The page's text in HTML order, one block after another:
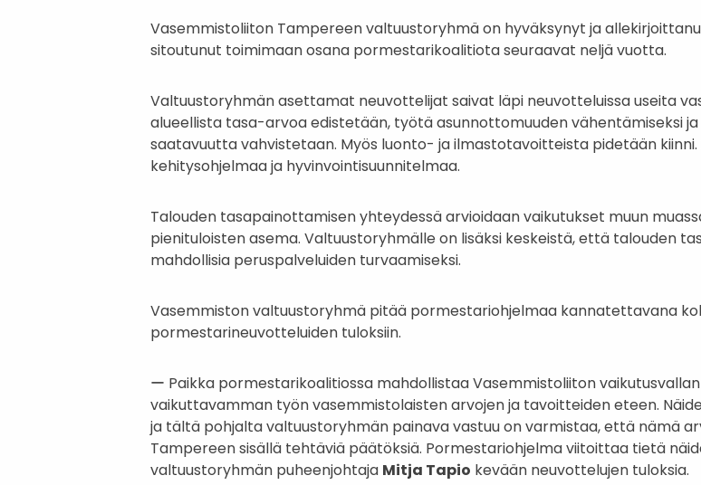
Vasemmistoliiton Tampereen valtuustoryhmä on hyväksynyt ja
sitoutunut toimimaan osana pormestarikoalitiota seuraavat neljä vuotta.
Valtuustoryhmän asettamat neuvottelijat saivat läpi neuvotteluissa useita
alueellista tasa-arvoa edistetään, työtä asunnottomuuden vähentämiseksi
saatavuutta vahvistetaan. Myös luonto- ja ilmastotavoitteista pidetään
kehitysohjelmaa ja hyvinvointisuunnitelmaa.
Talouden tasapainottamisen yhteydessä arvioidaan vaikutukset muun
pienituloisten asema. Valtuustoryhmälle on lisäksi keskeistä, että talouden
mahdollisia peruspalveluiden turvaamiseksi.
Vasemmiston valtuustoryhmä pitää pormestariohjelmaa kannatettavana
pormestarineuvotteluiden tuloksiin.
ー Paikka pormestarikoalitiossa mahdollistaa Vasemmistoliiton
vaikuttavamman työn vasemmistolaisten arvojen ja tavoitteiden eteen.
ja tältä pohjalta valtuustoryhmän painava vastuu on varmistaa, että nämä
Tampereen sisällä tehtäviä päätöksiä. Pormestariohjelma viitoittaa tietä
valtuustoryhmän puheenjohtaja Mitja Tapio kevään neuvottelujen tuloksia.